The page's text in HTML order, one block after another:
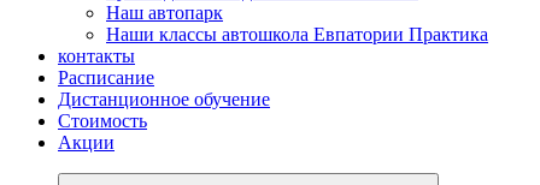
Наш автопарк
Наши классы автошкола Евпатории Практика
контакты
Расписание
Дистанционное обучение
Стоимость
Акции